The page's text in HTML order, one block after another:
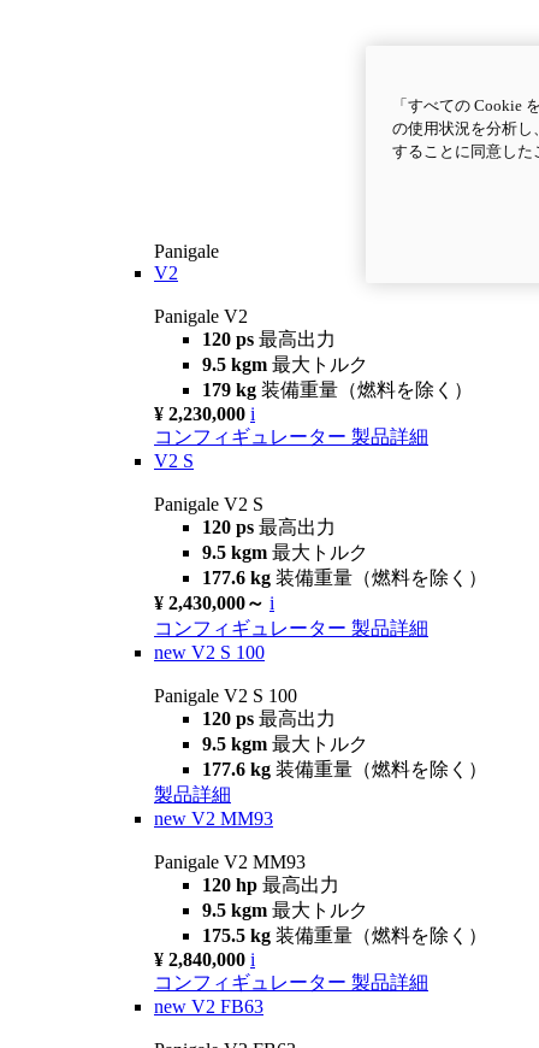
Panigale
V2
Panigale V2
120 ps 最高出力
9.5 kgm 最大トルク
179 kg 装備重量（燃料を除く）
¥ 2,230,000 i
コンフィギュレーター 製品詳細
V2 S
Panigale V2 S
120 ps 最高出力
9.5 kgm 最大トルク
177.6 kg 装備重量（燃料を除く）
¥ 2,430,000～ i
コンフィギュレーター 製品詳細
new V2 S 100
Panigale V2 S 100
120 ps 最高出力
9.5 kgm 最大トルク
177.6 kg 装備重量（燃料を除く）
製品詳細
new V2 MM93
Panigale V2 MM93
120 hp 最高出力
9.5 kgm 最大トルク
175.5 kg 装備重量（燃料を除く）
¥ 2,840,000 i
コンフィギュレーター 製品詳細
new V2 FB63
「すべての Cookie
の使用状況を分析し
することに同意し